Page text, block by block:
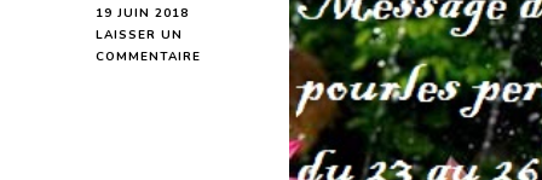
19 JUIN 2018
LAISSER UN
COMMENTAIRE